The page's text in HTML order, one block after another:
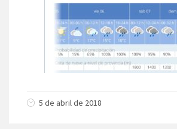
5 de abril de 2018